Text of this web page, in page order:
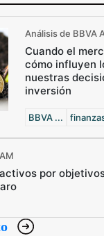
Análisis de BBVA
Cuando el
cómo influyen
nuestras
inversión
BBVA ...
por